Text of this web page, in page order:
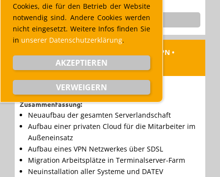
MEHR ZU DIESER REFERENZ
Virtualisierung • Terminalserver-Farm • VPN •
Inhouse Cloud
Wirtschaftsprüfer / Steuerberater
Arbeitsplätze: 40
Zusammenfassung:
Neuaufbau der gesamten Serverlandschaft
Aufbau einer privaten Cloud für die Mitarbeiter im
Außeneinsatz
Aufbau eines VPN Netzwerkes über SDSL
Migration Arbeitsplätze in Terminalserver-Farm
Neuinstallation aller Systeme und DATEV
Cookies, die für den Betrieb der Website
notwendig sind. Andere Cookies werden
nicht eingesetzt. Weitere Infos finden Sie
in unserer Datenschutzerklärung.
AKZEPTIEREN
VERWEIGERN